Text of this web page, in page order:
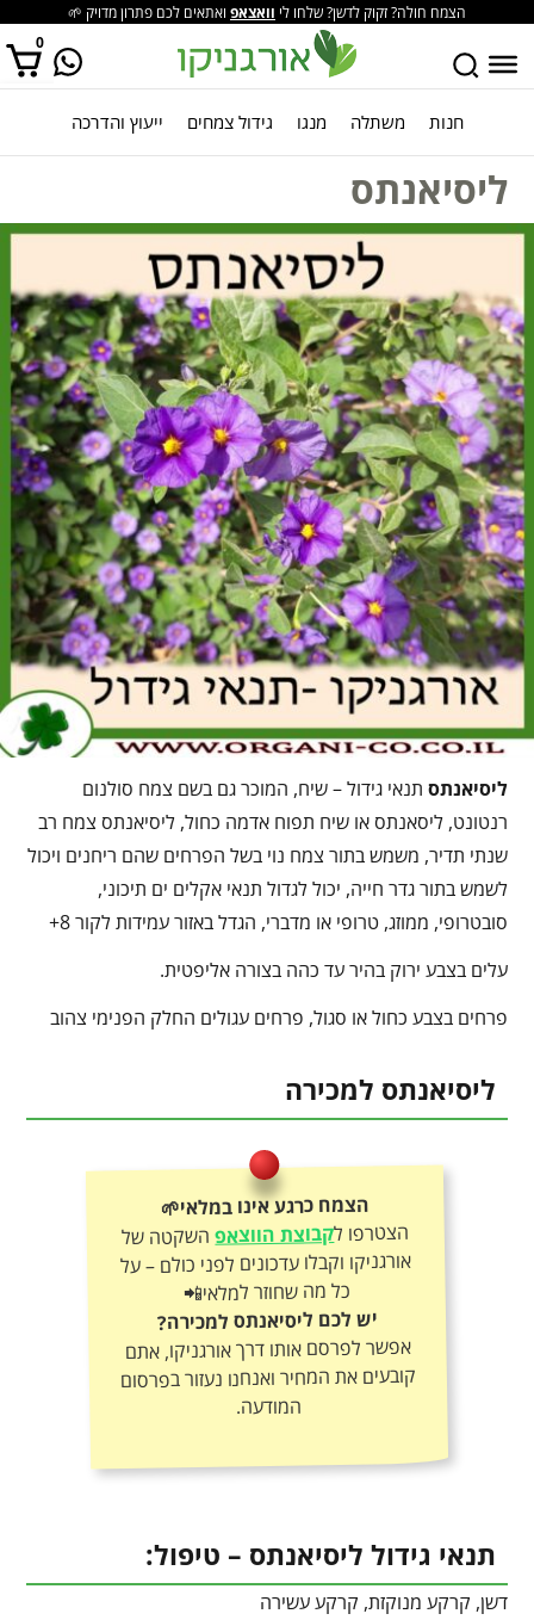
הצמח חולה? זקוק לדשן? שלחו לי וואצאפ ואתאים לכם פתרון מדויק 🌱
0
אין מוצרים בסל הקניות. חנות משתלה מנגו גידול צמחים ייעוץ והדרכה
ליסיאנתס
ליסיאנתס תנאי גידול – שיח, המוכר גם בשם צמח סולנום
רנטונט, ליסאנתס או שיח תפוח אדמה כחול, ליסיאנתס צמח רב
שנתי תדיר, משמש בתור צמח נוי בשל הפרחים שהם ריחנים ויכול
לשמש בתור גדר חייה, יכול לגדול תנאי אקלים ים תיכוני,
סובטרופי, ממוזג, טרופי או מדברי, הגדל באזור עמידות לקור 8+
עלים בצבע ירוק בהיר עד כהה בצורה אליפטית.
פרחים בצבע כחול או סגול, פרחים עגולים החלק הפנימי צהוב
ליסיאנתס למכירה
הצמח כרגע אינו במלאי🌱
הצטרפו לקבוצת הווצאפהשקטה של
אורגניקו וקבלו עדכונים לפני כולם – על
כל מה שחוזר למלאי📲
יש לכם ליסיאנתס למכירה?
אפשר לפרסם אותו דרך אורגניקו, אתם
קובעים את המחיר ואנחנו נעזור בפרסום
המודעה.
תנאי גידול ליסיאנתס – טיפול:
דשן, קרקע מנוקזת, קרקע עשירה